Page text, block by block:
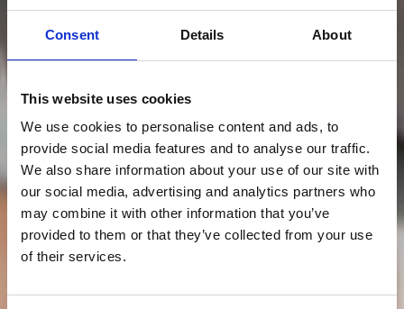
Consent Details About
This website uses cookies
We use cookies to personalise content and ads, to
provide social media features and to analyse our traffic.
We also share information about your use of our site with
our social media, advertising and analytics partners who
may combine it with other information that you’ve
provided to them or that they’ve collected from your use
of their services.